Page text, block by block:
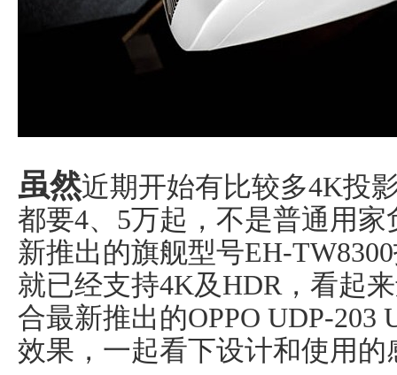
虽然近期开始有比较多4K投
都要4、5万起，不是普通用家
新推出的旗舰型号EH-
就已经支持4K及HDR，看起
合最新推出的OPPO UDP-203
效果，一起看下设计和使用的